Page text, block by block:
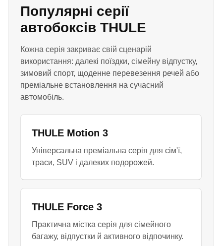
Популярні серії
автобоксів THULE
Кожна серія закриває свій сценарій
використання: далекі поїздки, сімейну відпустку,
зимовий спорт, щоденне перевезення речей або
преміальне встановлення на сучасний
автомобіль.
THULE Motion 3
Універсальна преміальна серія для сім'ї,
траси, SUV і далеких подорожей.
THULE Force 3
Практична містка серія для сімейного
багажу, відпустки й активного відпочинку.